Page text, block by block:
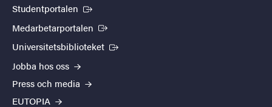
Studentportalen (Extern länk)
Medarbetarportalen (Extern länk)
Universitetsbiblioteket (Extern länk)
Jobba hos oss
Press och media
EUTOPIA